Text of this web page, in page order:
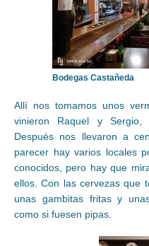
Bodegas Castañeda
Allí nos tomamos unos
vinieron Raquel y Sergio,
Después nos llevaron a
parecer hay varios locales
conocidos, pero hay que
ellos. Con las cervezas que
unas gambitas fritas y
como si fuesen pipas.